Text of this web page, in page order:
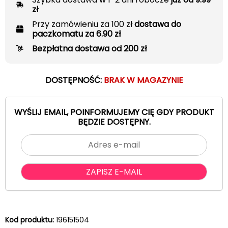
zł
Przy zamówieniu za 100 złdostawa do
paczkomatu za 6.90 zł
Bezpłatna dostawa od 200 zł
DOSTĘPNOŚĆ: BRAK W MAGAZYNIE
WYŚLIJ EMAIL, POINFORMUJEMY CIĘ GDY PRODUKT
BĘDZIE DOSTĘPNY.
Kod produktu: 196151504